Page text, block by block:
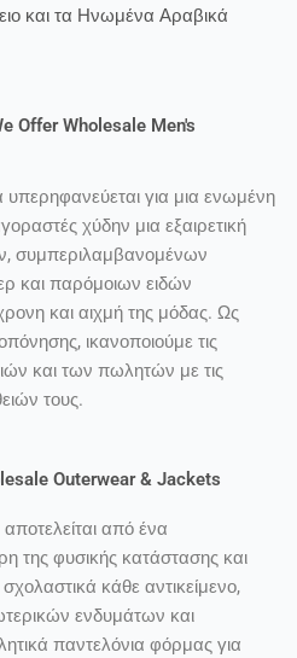
και τα Ηνωμένα Αραβικά
Offer Wholesale Men's
για μια ενωμένη
χύδην μια εξαιρετική
συμπεριλαμβανομένων
και παρόμοιων ειδών
και αιχμή της μόδας. Ως
ικανοποιούμε τις
και των πωλητών με τις
τους.
Outerwear & Jackets
από ένα
της φυσικής κατάστασης και
κάθε αντικείμενο,
ενδυμάτων και
παντελόνια φόρμας για